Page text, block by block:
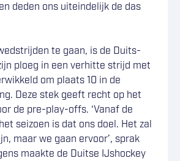
deden ons uiteindelijk de das
te gaan, is de Duits-
ploeg in een verhitte strijd met
om plaats 10 in de
Deze stek geeft recht op het
de pre-play-offs. ‘Vanaf de
seizoen is dat ons doel. Het zal
maar we gaan ervoor’, sprak
maakte de Duitse IJshockey